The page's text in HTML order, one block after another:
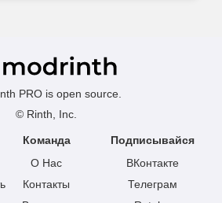
PRO is open source.
© Rinth, Inc.
Команда
О Нас
Контакты
Подписывайся
ВКонтакте
Телеграм